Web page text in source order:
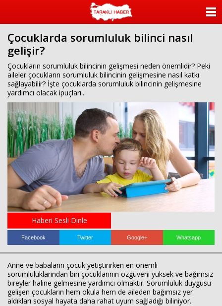
Çocuklarda sorumluluk bilinci nasıl
gelişir?
Çocukların sorumluluk bilincinin gelişmesi neden önemlidir? Peki
aileler çocukların sorumluluk bilincinin gelişmesine nasıl katkı
sağlayabilir? İşte çocuklarda sorumluluk bilincinin gelişmesine
yardımcı olacak ipuçları...
Haberi Sesli Dinle
Facebook Twitter Google+ Whatsapp
Anne ve babaların çocuk yetiştirirken en önemli
sorumluluklarından biri çocuklarının özgüveni yüksek ve bağımsız
bireyler haline gelmesine yardımcı olmaktır. Sorumluluk duygusu
gelişen çocukların hem okula hem de aileden bağımsız yer
aldıkları sosyal hayata daha rahat uyum sağladığı biliniyor.
KATEGORİLER
ANKETLER
FOTO GALERİ
VİDEO GALERİ
KÜNYE
İLETİŞİM